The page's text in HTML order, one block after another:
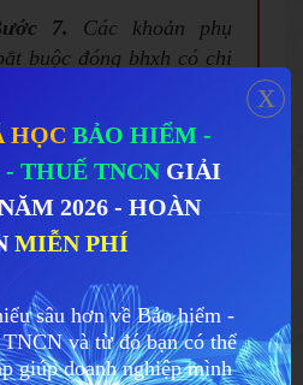
ước 7. Các khoản phụ
buộc đóng bhxh có chi
(như PCCC, trức vụ,
nhiệm…vv)
Khi kiểm tra bảng
lương và phụ cấp của 12
tháng cộng lại phải bằng
chi phí lương trên báo
cáo tài chính.
Kiểm tra bảng công
HỌC BẢO HIỂM -
THUẾ TNCNGIẢI
2026 - HOÀN
MIỄN PHÍ
sâu hơn về Bảo hiểm -
và từ đó bạn có thể
giúp doanh nghiệp mình
x